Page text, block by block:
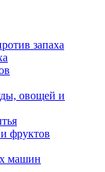
запаха
овощей и
фруктов
машин